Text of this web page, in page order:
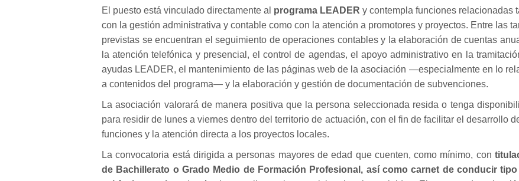
El puesto está vinculado directamente al programa LEADER y contempla funciones relacionadas
con la gestión administrativa y contable como con la atención a promotores y proyectos. Entre las
previstas se encuentran el seguimiento de operaciones contables y la elaboración de cuentas
la atención telefónica y presencial, el control de agendas, el apoyo administrativo en la
ayudas LEADER, el mantenimiento de las páginas web de la asociación —especialmente en lo
a contenidos del programa— y la elaboración y gestión de documentación de subvenciones.
La asociación valorará de manera positiva que la persona seleccionada resida o tenga
para residir de lunes a viernes dentro del territorio de actuación, con el fin de facilitar el desarrollo
funciones y la atención directa a los proyectos locales.
La convocatoria está dirigida a personas mayores de edad que cuenten, como mínimo, con
de Bachillerato o Grado Medio de Formación Profesional, así como carnet de conducir